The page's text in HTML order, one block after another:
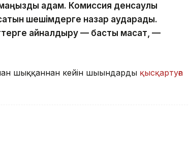
қадам. Комиссия денсаулық
шешімдерге назар аударады.
айналдыру — басты мақсат, —
шыққаннан кейін шығындарды қысқартуға